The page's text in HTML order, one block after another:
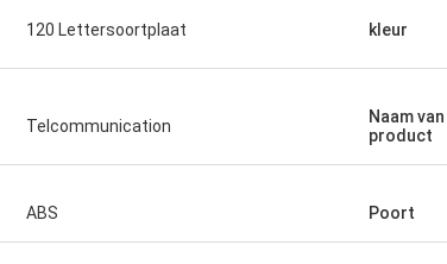
120 Lettersoortplaat kleur
Telcommunication
Naam
product
ABS Poort